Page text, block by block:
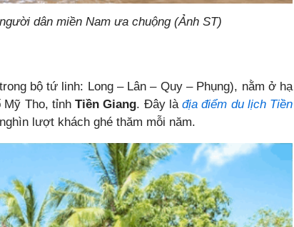
dân miền Nam ưa chuộng (Ảnh ST)
bộ tứ linh: Long – Lân – Quy – Phụng), nằm ở hạ
Mỹ Tho, tỉnhTiền Giang. Đây làđịa điểm du lịch Tiền
lượt khách ghé thăm mỗi năm.